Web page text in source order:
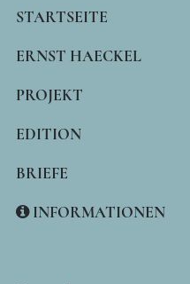
MAIN
NAVIGATION
STARTSEITE
ERNST HAECKEL
PROJEKT
EDITION
BRIEFE
INFORMATIONEN